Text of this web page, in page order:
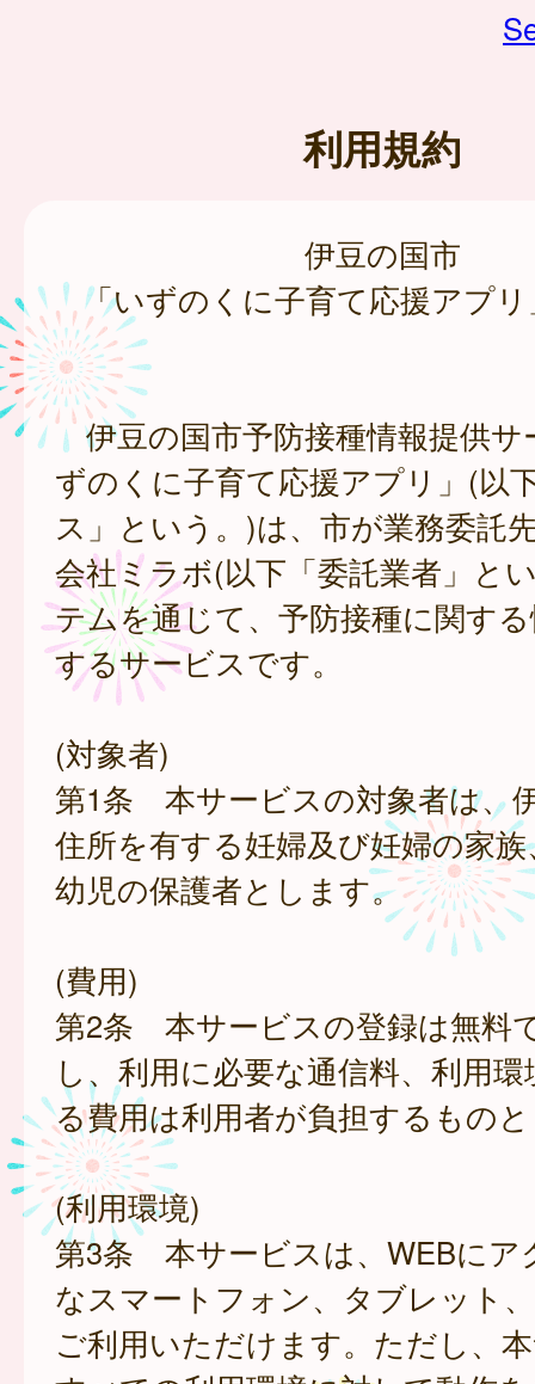
利用規約
伊豆の国市
「いずのくに子育て応援アプ
伊豆の国市予防接種情報提供サ
ずのくに子育て応援アプリ」(以
ス」という。)は、市が業務委託
会社ミラボ(以下「委託業者」と
テムを通じて、予防接種に関す
するサービスです。
(対象者)
第1条 本サービスの対象者は、
住所を有する妊婦及び妊婦の家
幼児の保護者とします。
(費用)
第2条 本サービスの登録は無料
し、利用に必要な通信料、利用
る費用は利用者が負担するもの
(利用環境)
第3条 本サービスは、WEBにア
なスマートフォン、タブレット
ご利用いただけます。ただし、